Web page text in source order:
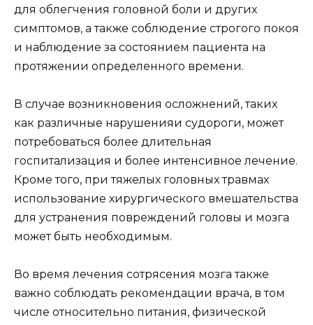
для облегчения головной боли и других
симптомов, а также соблюдение строгого покоя
и наблюдение за состоянием пациента на
протяжении определенного времени.
В случае возникновения осложнений, таких
как различные нарушенияи судороги, может
потребоваться более длительная
госпитализация и более интенсивное лечение.
Кроме того, при тяжелых головных травмах
использование хирургического вмешательства
для устранения повреждений головы и мозга
может быть необходимым.
Во время лечения сотрясения мозга также
важно соблюдать рекомендации врача, в том
числе относительно питания, физической